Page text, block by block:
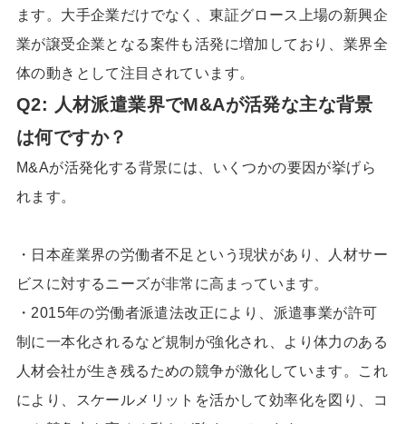
ます。大手企業だけでなく、東証グロース上場の新興企
業が譲受企業となる案件も活発に増加しており、業界全
体の動きとして注目されています。
Q2: 人材派遣業界でM&Aが活発な主な背景
は何ですか？
M&Aが活発化する背景には、いくつかの要因が挙げら
れます。
・日本産業界の労働者不足という現状があり、人材サー
ビスに対するニーズが非常に高まっています。
・2015年の労働者派遣法改正により、派遣事業が許可
制に一本化されるなど規制が強化され、より体力のある
人材会社が生き残るための競争が激化しています。これ
により、スケールメリットを活かして効率化を図り、コ